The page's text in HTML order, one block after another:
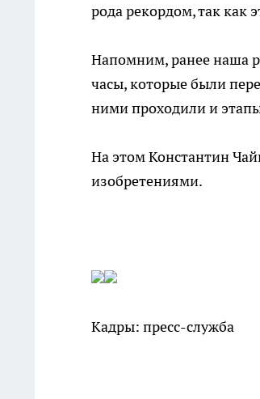
рода рекордом, так как
Напомним, ранее наша
часы, которые были
ними проходили и
На этом Константин
изобретениями.
Кадры: пресс-служба